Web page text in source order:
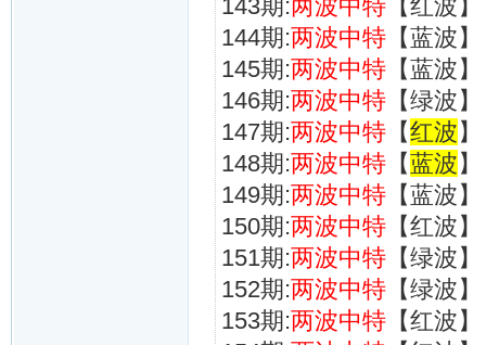
143期:两波中特 【红波
144期:两波中特 【蓝波
145期:两波中特 【蓝波
146期:两波中特 【绿波
147期:两波中特 【红波
148期:两波中特 【蓝波
149期:两波中特 【蓝波
150期:两波中特 【红波
151期:两波中特 【绿波
152期:两波中特 【绿波
153期:两波中特 【红波